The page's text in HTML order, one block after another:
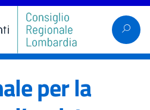
per la